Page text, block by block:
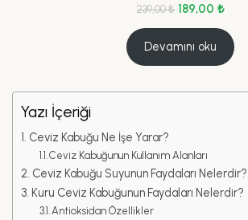
239,00₺ 189,00 ₺
Devamını oku
Yazı İçeriği
Ceviz Kabuğu Ne İşe Yarar?
Ceviz Kabuğunun Kullanım Alanları
Ceviz Kabuğu Suyunun Faydaları Nelerdir?
Kuru Ceviz Kabuğunun Faydaları Nelerdir?
Antioksidan Özellikler